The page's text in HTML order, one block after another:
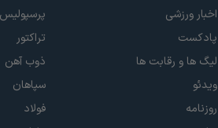
اخبار ورزشی
پادکست
لیگ ها و رقابت ها
ویدئو
روزنامه
پرسپولیس
تراکتور
ذوب آهن
سپاهان
فولاد